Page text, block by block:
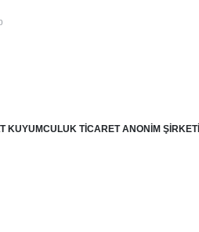
KUYUMCULUK TİCARET ANONİM ŞİRKETİ